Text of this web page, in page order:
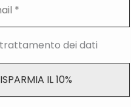
volta che commento.
dei dati